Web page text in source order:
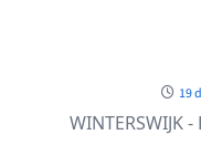
19
WINTERSWIJK